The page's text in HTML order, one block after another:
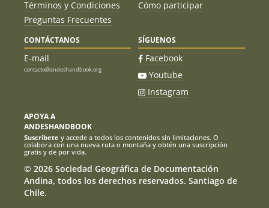
Términos y Condiciones
Preguntas Frecuentes
Cómo participar
CONTÁCTANOS
E-mail
contacto@andeshandbook.org
SÍGUENOS
Facebook
Youtube
Instagram
APOYA A
ANDESHANDBOOK
Suscríbete y accede a todos los contenidos sin limitaciones. O
colabora con una nueva ruta o montaña y obtén una suscripción
gratis y de por vida.
© 2026 Sociedad Geográfica de Documentación
Andina, todos los derechos reservados. Santiago de
Chile.